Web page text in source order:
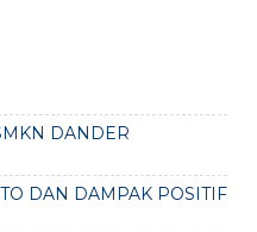
DANDER
DAN DAMPAK POSITIF